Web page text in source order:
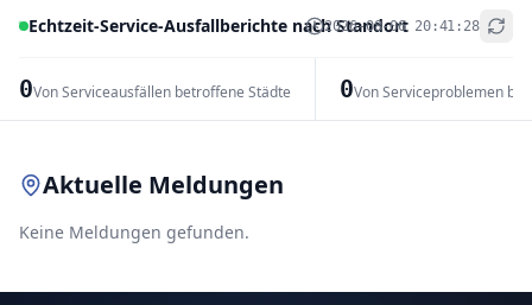
Echtzeit-Service-Ausfallberichte nach Standort
2026-08-06 20:41:28
0Von Serviceausfällen betroffene Städte 0Von Serviceproblemen
+
Aktuelle Meldungen
Keine Meldungen gefunden.